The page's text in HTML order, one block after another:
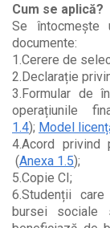
Cum se aplică?
Se întocmește
documente:
1.Cerere de
2.Declarație
3.Formular de
operațiunile
1.4); Model
4.Acord privind
(Anexa 1.5);
5.Copie CI;
6.Studenții
bursei sociale